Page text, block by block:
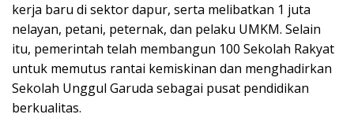
kerja baru di sektor dapur, serta melibatkan 1 juta
nelayan, petani, peternak, dan pelaku UMKM. Selain
itu, pemerintah telah membangun 100 Sekolah Rakyat
untuk memutus rantai kemiskinan dan menghadirkan
Sekolah Unggul Garuda sebagai pusat pendidikan
berkualitas.